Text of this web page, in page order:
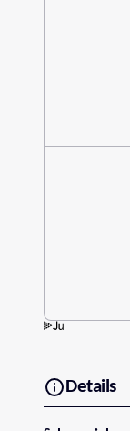
Details